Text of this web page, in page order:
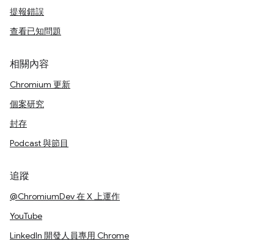
提報錯誤
查看已知問題
相關內容
Chromium 更新
個案研究
封存
Podcast 與節目
追蹤
@ChromiumDev 在 X 上運作
YouTube
LinkedIn 開發人員專用 Chrome